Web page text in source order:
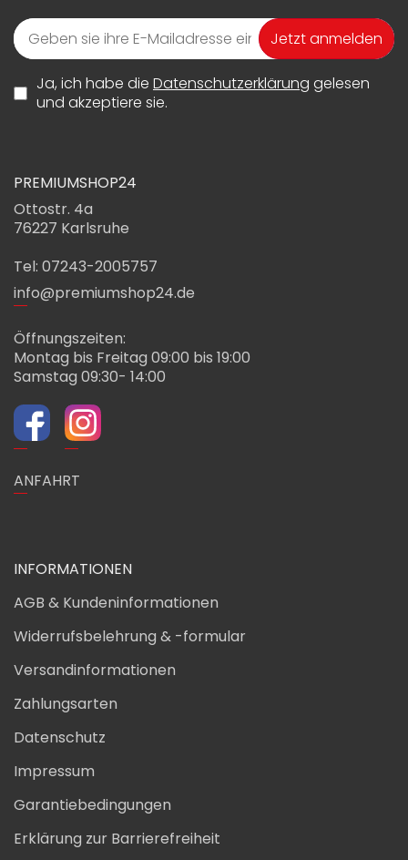
Jetzt anmelden
Ja, ich habe die Datenschutzerklärung gelesen
und akzeptiere sie.
PREMIUMSHOP24
Ottostr. 4a
76227 Karlsruhe
Tel: 07243-2005757
info@premiumshop24.de
Öffnungszeiten:
Montag bis Freitag 09:00 bis 19:00
Samstag 09:30- 14:00
ANFAHRT
INFORMATIONEN
AGB & Kundeninformationen
Widerrufsbelehrung & -formular
Versandinformationen
Zahlungsarten
Datenschutz
Impressum
Garantiebedingungen
Erklärung zur Barrierefreiheit